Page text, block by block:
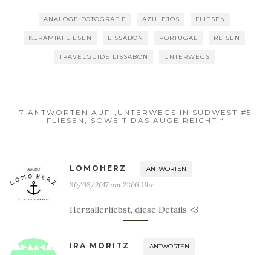
ANALOGE FOTOGRAFIE AZULEJOS FLIESEN
KERAMIKFLIESEN LISSABON PORTUGAL REISEN
TRAVELGUIDE LISSABON UNTERWEGS
7 ANTWORTEN AUF „UNTERWEGS IN SÜDWEST #5
FLIESEN, SOWEIT DAS AUGE REICHT.“
LOMOHERZ ANTWORTEN
30/03/2017 um 21:06 Uhr
Herzallerliebst, diese Details <3
IRA MORITZ ANTWORTEN